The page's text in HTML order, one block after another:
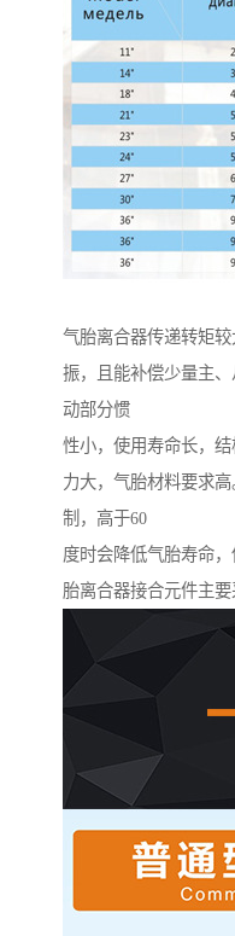
气胎离合器传递转矩
振，且能补偿少量主
动部分惯
性小，使用寿命长，
力大，气胎材料要求
制，高于60
度时会降低气胎寿命
胎离合器接合元件主要